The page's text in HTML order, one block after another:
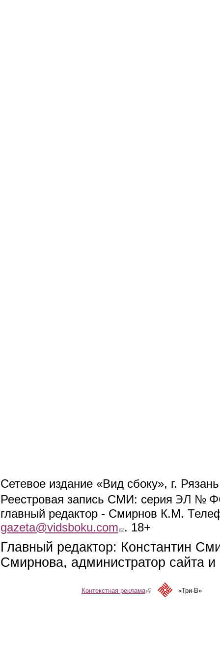
Сетевое издание «Вид сбоку», г.
Реестровая запись СМИ: серия ЭЛ №
главный редактор - Смирнов К.М.
gazeta@vidsboku.com (link sends e-mail)
. 18+
Главный редактор: Константин
Смирнова, администратор сайта
Контекстная реклама(link is external)«Три-В»